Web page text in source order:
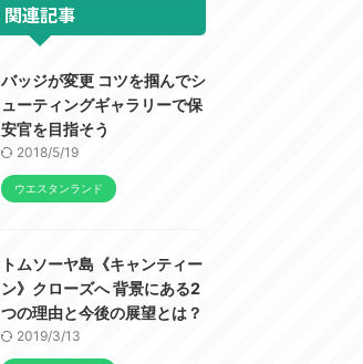
関連記事
バッジが変更 コツを掴んでシ
ューティングギャラリーで保
安官を目指そう
2018/5/19
ウエスタンランド
トムソーヤ島《キャンティー
ン》クローズへ 背景にある2
つの理由と今後の展望とは？
2019/3/13